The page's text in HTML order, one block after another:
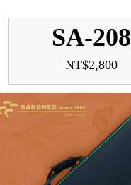
SA-208
NT$2,800